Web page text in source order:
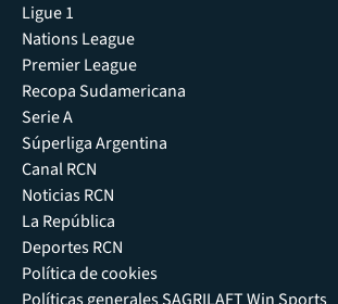
Ligue 1
Nations League
Premier League
Recopa Sudamericana
Serie A
Súperliga Argentina
Canal RCN
Noticias RCN
La República
Deportes RCN
Política de cookies